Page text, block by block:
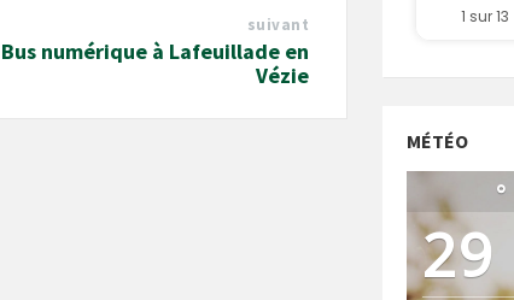
suivant
Bus numérique à Lafeuillade en
Vézie
MÉTÉO
29
°